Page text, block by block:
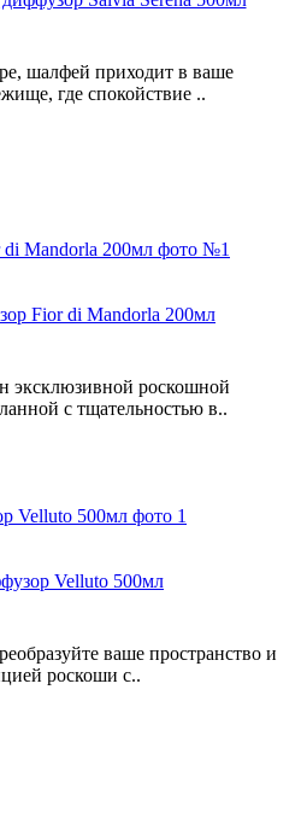
шалфей приходит в ваше
где спокойствие ..
Fior di Mandorla 200мл
эксклюзивной роскошной
с тщательностью в..
Velluto 500мл
ваше пространство и
роскоши с..